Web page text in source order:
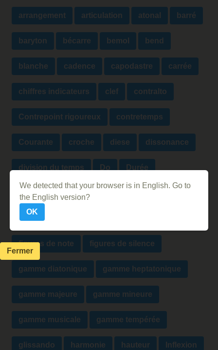
arrangement articulation atonal barré
baryton bécarre bemol bend
blanche cadence capodastre carrée
chiffres indicateurs clef contralto
Contrepoint rigoureux contretemps
Courante croche diese dissonance
division du temps Do Durée
échelle chromatique
Ethnomusicologie
figures de note figures de silence
gamme diatonique gamme heptatonique
gamme majeure gamme mineure
gamme musicale gamme tempérée
glissando harmonie hauteur Inflexion
We detected that your browser is in English. Go to
the English version?
OK
Fermer